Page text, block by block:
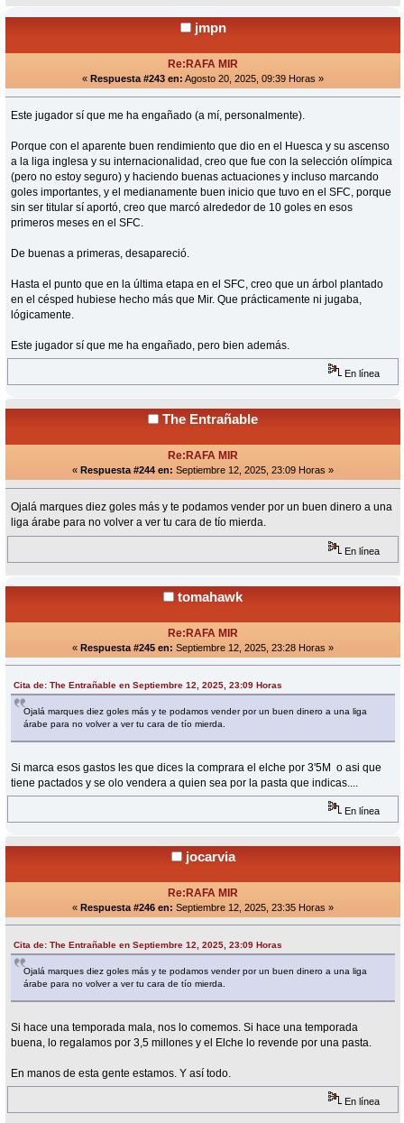
jmpn
Re:RAFA MIR
« Respuesta #243 en: Agosto 20, 2025, 09:39 Horas »
Este jugador sí que me ha engañado (a mí, personalmente).
Porque con el aparente buen rendimiento que dio en el Huesca y su ascenso
a la liga inglesa y su internacionalidad, creo que fue con la selección olímpica
(pero no estoy seguro) y haciendo buenas actuaciones y incluso marcando
goles importantes, y el medianamente buen inicio que tuvo en el SFC, porque
sin ser titular sí aportó, creo que marcó alrededor de 10 goles en esos
primeros meses en el SFC.
De buenas a primeras, desapareció.
Hasta el punto que en la última etapa en el SFC, creo que un árbol plantado
en el césped hubiese hecho más que Mir. Que prácticamente ni jugaba,
lógicamente.
Este jugador sí que me ha engañado, pero bien además.
En línea
The Entrañable
Re:RAFA MIR
« Respuesta #244 en: Septiembre 12, 2025, 23:09 Horas »
Ojalá marques diez goles más y te podamos vender por un buen dinero a una
liga árabe para no volver a ver tu cara de tío mierda.
En línea
tomahawk
Re:RAFA MIR
« Respuesta #245 en: Septiembre 12, 2025, 23:28 Horas »
Cita de: The Entrañable en Septiembre 12, 2025, 23:09 Horas
Ojalá marques diez goles más y te podamos vender por un buen dinero a una liga
árabe para no volver a ver tu cara de tío mierda.
Si marca esos gastos les que dices la comprara el elche por 3'5M o asi que
tiene pactados y se olo vendera a quien sea por la pasta que indicas....
En línea
jocarvia
Re:RAFA MIR
« Respuesta #246 en: Septiembre 12, 2025, 23:35 Horas »
Cita de: The Entrañable en Septiembre 12, 2025, 23:09 Horas
Ojalá marques diez goles más y te podamos vender por un buen dinero a una liga
árabe para no volver a ver tu cara de tío mierda.
Si hace una temporada mala, nos lo comemos. Si hace una temporada
buena, lo regalamos por 3,5 millones y el Elche lo revende por una pasta.
En manos de esta gente estamos. Y así todo.
En línea